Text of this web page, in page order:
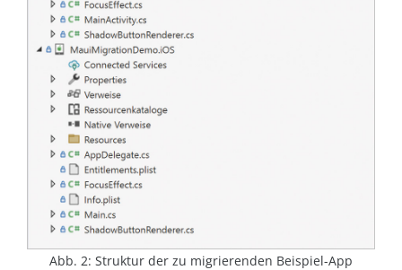
Abb. 2: Struktur der zu migrierenden Beispiel-App